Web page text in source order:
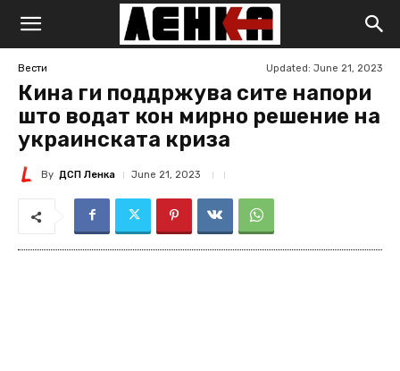
Вести Updated: June 21, 2023
Кина ги поддржува сите напори
што водат кон мирно решение на
украинската криза
By ДСП Ленка June 21, 2023